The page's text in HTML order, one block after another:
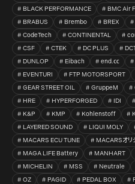
BLACK PERFORMANCE
BMC Air
BRABUS
Brembo BREX
CodeTech
CONTINENTAL
CSF
CTEK DC PLUS
DUNLOP
Eibach end.㏄
EVENTURI
FTP MOTORSPORT
GEAR STREET OIL
GruppeM
HRE
HYPERFORGED IDI
K&P
KMP Kohlenstoff
LAYERED SOUND
LIQUI MOLY
MACARS ECU TUNE
MACARSオリ
MAGA LIFE Battery
MANHART
MICHELIN
MSS Neutrale
OZ
PAGID PEDAL BOX